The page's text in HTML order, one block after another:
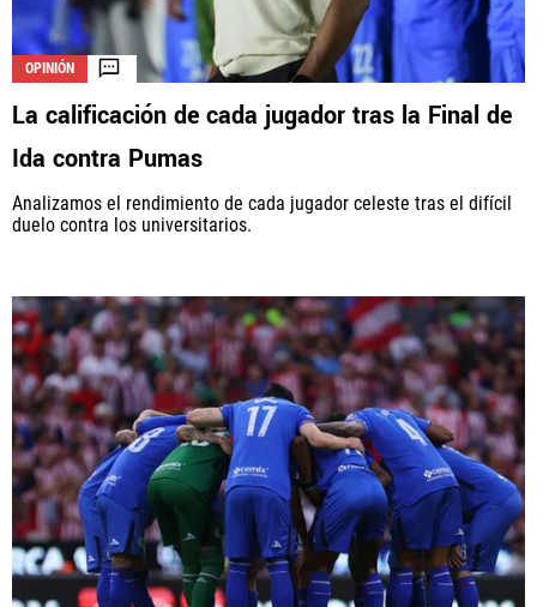
OPINIÓN
La calificación de cada jugador tras la Final de
Ida contra Pumas
Analizamos el rendimiento de cada jugador celeste tras el difícil
duelo contra los universitarios.